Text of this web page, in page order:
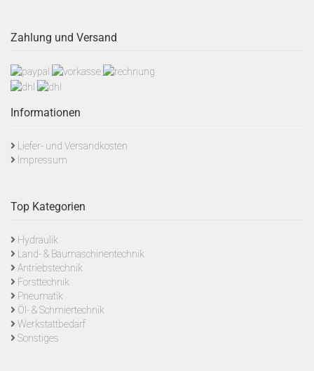
Zahlung und Versand
Informationen
Liefer- und Versandkosten
Impressum
Top Kategorien
Hydraulik
Land- & Baumaschinentechnik
Antriebstechnik
Forsttechnik
Pneumatik
Öl- & Schmiertechnik
Werkstattbedarf
Sonstiges